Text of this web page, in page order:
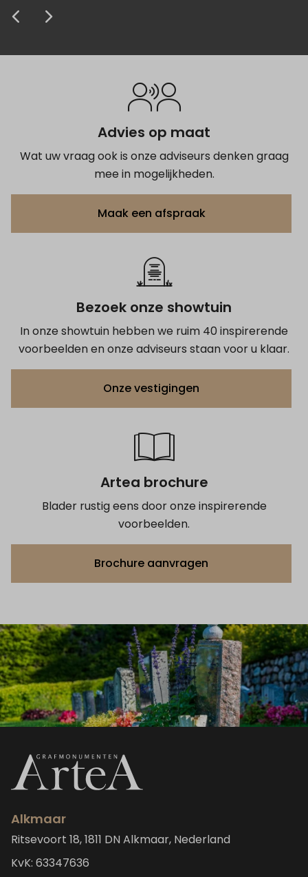
krijgen van het grafmonument.
prijs zeer concurrerend. Kortom de 5
afscheid.
Advies op maat
Wat uw vraag ook is onze adviseurs denken graag
mee in mogelijkheden.
Maak een afspraak
Bezoek onze showtuin
In onze showtuin hebben we ruim 40 inspirerende
voorbeelden en onze adviseurs staan voor u klaar.
Onze vestigingen
Artea brochure
Blader rustig eens door onze inspirerende
voorbeelden.
Brochure aanvragen
Alkmaar
Ritsevoort 18, 1811 DN Alkmaar, Nederland
KvK: 63347636